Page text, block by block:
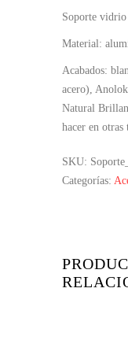
Soporte
Material:
Acabados:
acero),
Natural
hacer en otras
SKU:
Categorías: